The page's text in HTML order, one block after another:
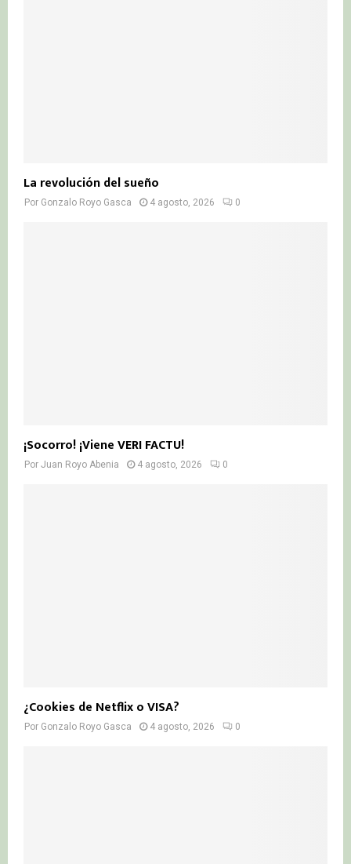
La revolución del sueño
Por Gonzalo Royo Gasca 4 agosto, 2026 0
¡Socorro! ¡Viene VERI FACTU!
Por Juan Royo Abenia 4 agosto, 2026 0
¿Cookies de Netflix o VISA?
Por Gonzalo Royo Gasca 4 agosto, 2026 0